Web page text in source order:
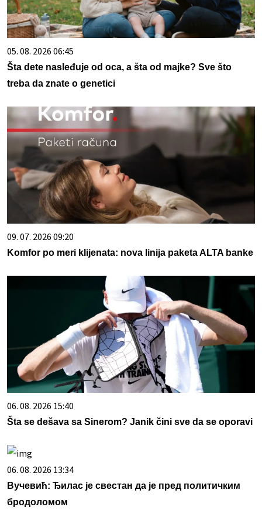
05. 08. 2026 06:45
Šta dete nasleđuje od oca, a šta od majke? Sve što
treba da znate o genetici
09. 07. 2026 09:20
Komfor po meri klijenata: nova linija paketa ALTA banke
06. 08. 2026 15:40
Šta se dešava sa Sinerom? Janik čini sve da se oporavi
06. 08. 2026 13:34
Вучевић: Ђилас је свестан да је пред политичким
бродоломом